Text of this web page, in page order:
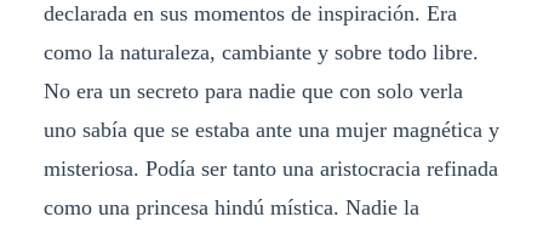
declarada en sus momentos de inspiración. Era
como la naturaleza, cambiante y sobre todo libre.
No era un secreto para nadie que con solo verla
uno sabía que se estaba ante una mujer magnética y
misteriosa. Podía ser tanto una aristocracia refinada
como una princesa hindú mística. Nadie la